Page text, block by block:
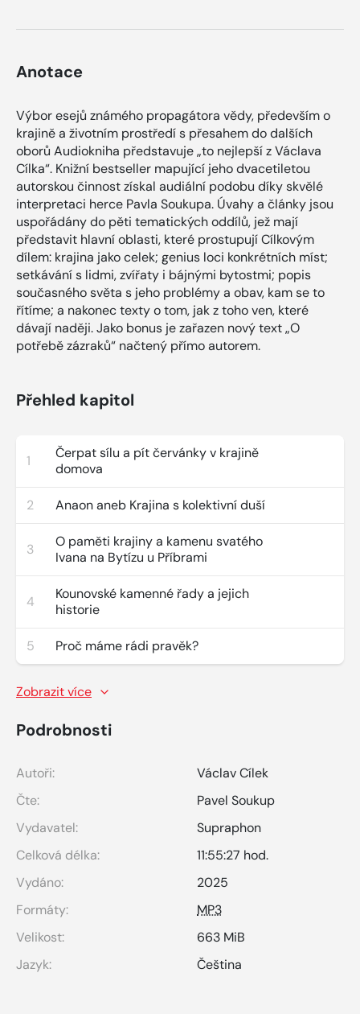
Anotace
Výbor esejů známého propagátora vědy, především o
krajině a životním prostředí s přesahem do dalších
oborů Audiokniha představuje „to nejlepší z Václava
Cílka“. Knižní bestseller mapující jeho dvacetiletou
autorskou činnost získal audiální podobu díky skvělé
interpretaci herce Pavla Soukupa. Úvahy a články jsou
uspořádány do pěti tematických oddílů, jež mají
představit hlavní oblasti, které prostupují Cílkovým
dílem: krajina jako celek; genius loci konkrétních míst;
setkávání s lidmi, zvířaty i bájnými bytostmi; popis
současného světa s jeho problémy a obav, kam se to
řítíme; a nakonec texty o tom, jak z toho ven, které
dávají naději. Jako bonus je zařazen nový text „O
potřebě zázraků“ načtený přímo autorem.
Přehled kapitol
1
Čerpat sílu a pít červánky v krajině
domova
2 Anaon aneb Krajina s kolektivní duší
3
O paměti krajiny a kamenu svatého
Ivana na Bytízu u Příbrami
4
Kounovské kamenné řady a jejich
historie
5 Proč máme rádi pravěk?
Zobrazit více
Podrobnosti
Autoři:
Václav Cílek
Čte:
Pavel Soukup
Vydavatel:
Supraphon
Celková délka:
11:55:27 hod.
Vydáno:
2025
Formáty:
MP3
Velikost:
663 MiB
Jazyk:
Čeština